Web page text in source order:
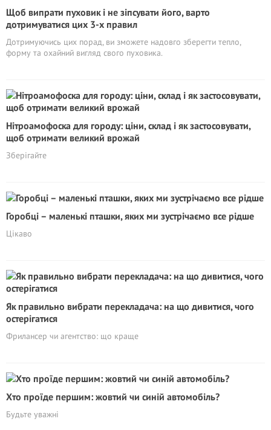
Щоб випрати пуховик і не зіпсувати його, варто
дотримуватися цих 3-х правил
Дотримуючись цих порад, ви зможете надовго зберегти тепло,
форму та охайний вигляд свого пуховика.
Нітроамофоска для городу: цiни, склад і як застосовувати,
щоб отримати великий врожай
Зберігайте
Горобці – маленькі пташки, яких ми зустрічаємо все рідше
Цікаво
Як правильно вибрати перекладача: на що дивитися, чого
остерігатися
Фрилансер чи агентство: що краще
Хто проїде першим: жовтий чи синій автомобіль?
Будьте уважні